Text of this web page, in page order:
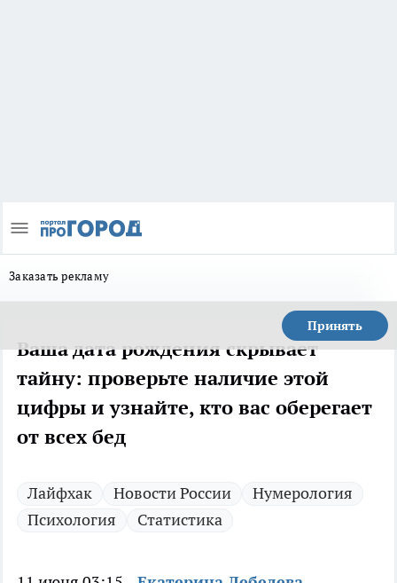
Заказать рекламу
Принять
Ваша дата рождения скрывает
тайну: проверьте наличие этой
цифры и узнайте, кто вас оберегает
от всех бед
Лайфхак Новости России
Нумерология
Психология
Статистика